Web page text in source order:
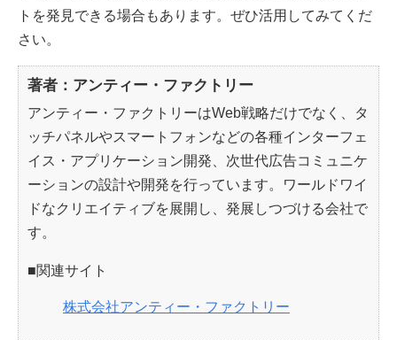
トを発見できる場合もあります。ぜひ活用してみてくだ
さい。
著者：アンティー・ファクトリー
アンティー・ファクトリーはWeb戦略だけでなく、タ
ッチパネルやスマートフォンなどの各種インターフェ
イス・アプリケーション開発、次世代広告コミュニケ
ーションの設計や開発を行っています。ワールドワイ
ドなクリエイティブを展開し、発展しつづける会社で
す。
■関連サイト
株式会社アンティー・ファクトリー